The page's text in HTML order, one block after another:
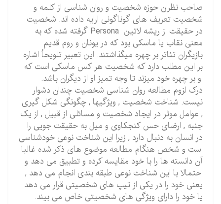
صاحب نظران حوزه شخصیت و روان شناسی از کلمه و
شخصیت تعریف های گوناگونی ارایه داده اند. شخصیت
در حقیقت از ریشه لاتین Persona گرفته شده که به
معنی نقاب یا ماسکی بود که در یونان و روم قدیم
بازیگران تئاتر بر چهره میگذاشتند. این تعبیر تلویحاً اشاره
بر این مطلب دارد که شخصیت هر کس ماسکی است که
او بر چهره خود میزند تا وجه تمیز او از دیگران باشد.
درک لزوم مطالعه روان شناسی شخصیت چندان دشوار
نیست. شناخت شخصیت , ویژگیها , چگونگی شکل گیری
, عوامل موثر در ایجاد شخصیت و مسائلی از قبیل , از یک
جنبه , ارضای حس کنجکاوی و میل به حقیقت جویی را
در انسان به دنبال دارد , زیرا این شناخت نوعی خودشناسی
است و شخص هنگام مطالعه موضوع های ذکر شده غالبا
آن دانسته ها را با خود مقایسه کرده و تطبیق می دهد و
احتمالا با این شناخت نوعی طبقه بندی انجام می دهد ,
یعنی خود را در یکی از تیپ های شخصیتی قرار می دهد
یا خود را دارای ویژگی های شخصیتی خاص می بیند.